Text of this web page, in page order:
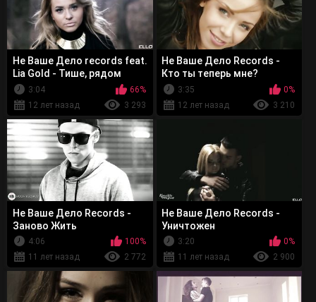
Не Ваше Дело records feat.
Lia Gold - Тише, рядом
засыпают наши дети
3:04
66%
12 лет назад
3 293
Не Ваше Дело Records -
Кто ты теперь мне?
3:35
0%
12 лет назад
3 210
Не Ваше Дело Records -
Заново Жить
4:06
100%
11 лет назад
2 772
Не Ваше Дело Records -
Уничтожен
3:20
0%
11 лет назад
2 900